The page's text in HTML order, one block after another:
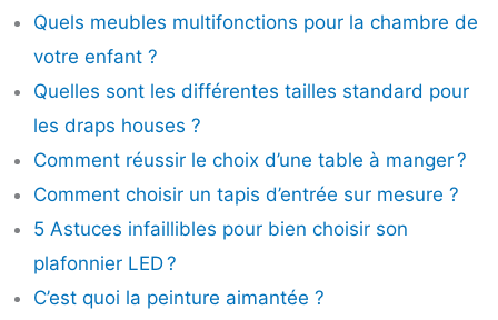
Quels meubles multifonctions pour la chambre de
votre enfant ?
Quelles sont les différentes tailles standard pour
les draps houses ?
Comment réussir le choix d’une table à manger ?
Comment choisir un tapis d’entrée sur mesure ?
5 Astuces infaillibles pour bien choisir son
plafonnier LED ?
C’est quoi la peinture aimantée ?